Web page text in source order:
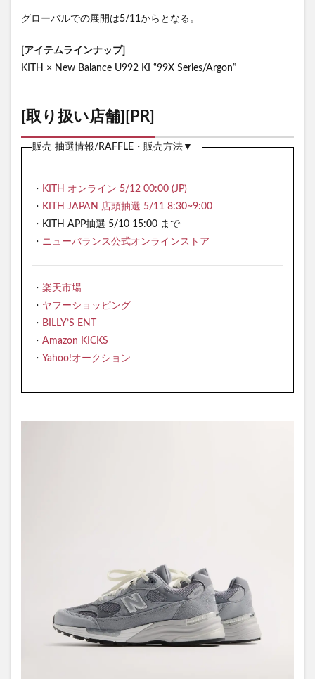
グローバルでの展開は5/11からとなる。
[アイテムラインナップ]
KITH × New Balance U992 KI “99X Series/Argon”
[取り扱い店舗][PR]
販売 抽選情報/RAFFLE・販売方法▼
・ KITH オンライン 5/12 00:00 (JP)
・ KITH JAPAN 店頭抽選 5/11 8:30~9:00
・KITH APP抽選 5/10 15:00 まで
・ ニューバランス公式オンラインストア
・ 楽天市場
・ ヤフーショッピング
・ BILLY’S ENT
・ Amazon KICKS
・ Yahoo!オークション